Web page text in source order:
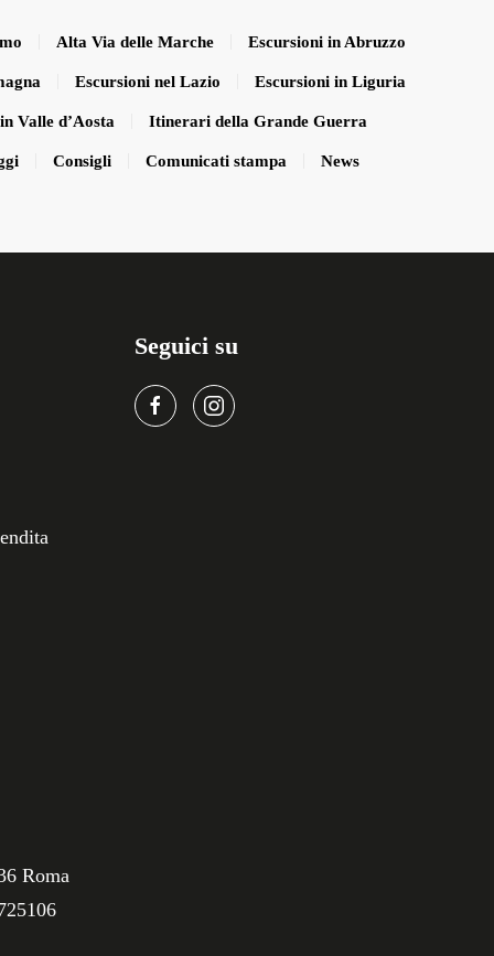
Alta Via delle Marche Escursioni in Abruzzo
Escursioni nel Lazio Escursioni in Liguria
Valle d’Aosta Itinerari della Grande Guerra
Consigli Comunicati stampa News
Seguici su
Roma